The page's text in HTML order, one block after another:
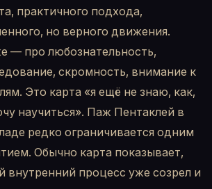
практичного подхода,
но верного движения.
— про любознательность,
скромность, внимание к
Это карта «я ещё не знаю, как,
научиться». Паж Пентаклей в
редко ограничивается одним
Обычно карта показывает,
внутренний процесс уже созрел и